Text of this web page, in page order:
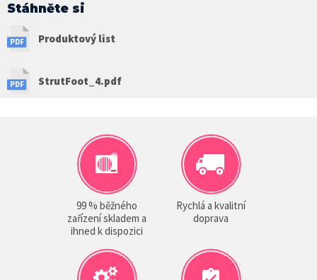
Stáhněte si
Produktový list
StrutFoot_4.pdf
99 % běžného
zařízení skladem a
ihned k dispozici
Rychlá a kvalitní
doprava